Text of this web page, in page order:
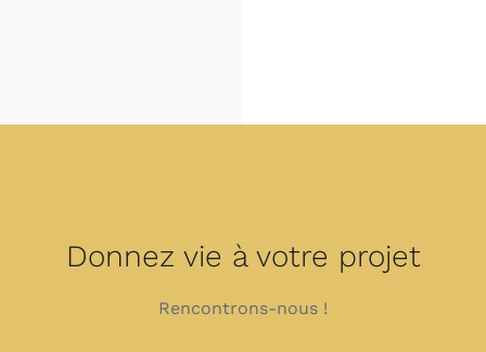
Donnez vie à votre projet
Rencontrons-nous !